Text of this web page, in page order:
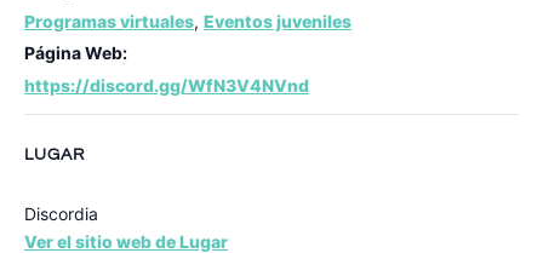
Programas virtuales, Eventos juveniles
Página Web:
https://discord.gg/WfN3V4NVnd
LUGAR
Discordia
Ver el sitio web de Lugar